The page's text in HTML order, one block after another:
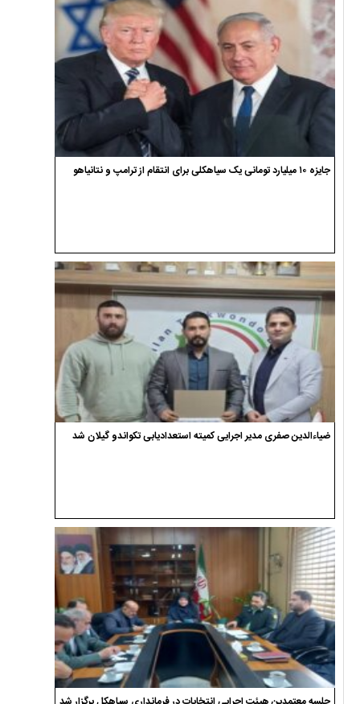
جایزه ۱۰ میلیارد تومانی یک سیاهکلی برای انتقام از ترامپ و نتانیاهو
ضیاءالدین صفری مدیر اجرایی کمیته استعدادیابی تکواندو گیلان شد